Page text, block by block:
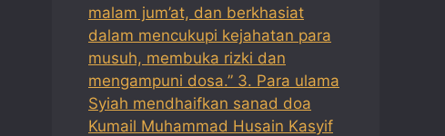
malam jum’at, dan berkhasiat
dalam mencukupi kejahatan para
musuh, membuka rizki dan
mengampuni dosa.” 3. Para ulama
Syiah mendhaifkan sanad doa
Kumail Muhammad Husain Kasyif